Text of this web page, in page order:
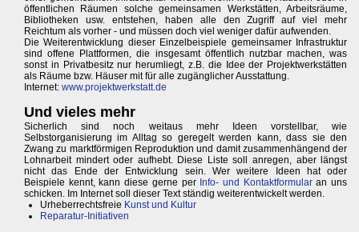
öffentlichen Räumen solche gemeinsamen Werkstätten, Arbeitsräume,
Bibliotheken usw. entstehen, haben alle den Zugriff auf viel mehr
Reichtum als vorher - und müssen doch viel weniger dafür aufwenden.
Die Weiterentwicklung dieser Einzelbeispiele gemeinsamer Infrastruktur
sind offene Plattformen, die insgesamt öffentlich nutzbar machen, was
sonst in Privatbesitz nur herumliegt, z.B. die Idee der Projektwerkstätten
als Räume bzw. Häuser mit für alle zugänglicher Ausstattung.
Internet: www.projektwerkstatt.de
Und vieles mehr
Sicherlich sind noch weitaus mehr Ideen vorstellbar, wie
Selbstorganisierung im Alltag so geregelt werden kann, dass sie den
Zwang zu marktförmigen Reproduktion und damit zusammenhängend der
Lohnarbeit mindert oder aufhebt. Diese Liste soll anregen, aber längst
nicht das Ende der Entwicklung sein. Wer weitere Ideen hat oder
Beispiele kennt, kann diese gerne per Info- und Kontaktformularan uns
schicken. Im Internet soll dieser Text ständig weiterentwickelt werden.
Urheberrechtsfreie Kunst und Kultur
Reparatur-Initiativen